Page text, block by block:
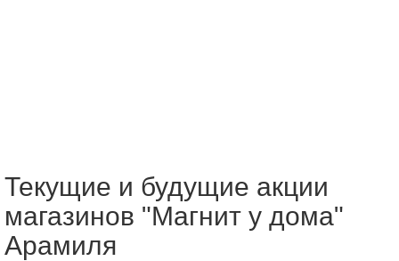
Текущие и будущие акции
магазинов "Магнит у дома"
Арамиля